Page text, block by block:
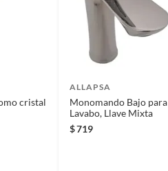
y un funcionamiento suave. Su
que su boquilla fija y mecanismo de
Diseñado para lavamanos, su
disfrutes de tu nueva grifería sin
cristal
ALLAPSA
Monomando Bajo para
Lavabo, Llave Mixta
$719